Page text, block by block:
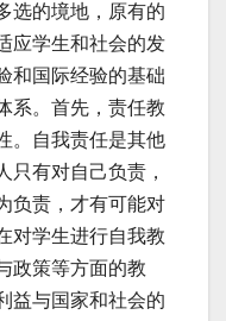
选的境地，原有的
应学生和社会的发
和国际经验的基础
系。首先，责任教
。自我责任是其他
只有对自己负责，
负责，才有可能对
对学生进行自我教
政策等方面的教
益与国家和社会的